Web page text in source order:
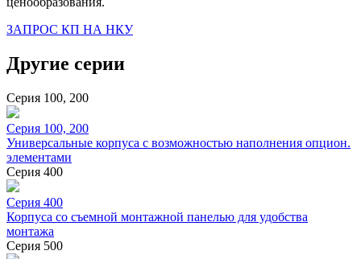
ЗАПРОС КП НА НКУ
Другие серии
Серия 100, 200
Серия 100, 200
Универсальные корпуса с возможностью наполнения опцион.
элементами
Серия 400
Серия 400
Корпуса со съемной монтажной панелью для удобства
монтажа
Серия 500